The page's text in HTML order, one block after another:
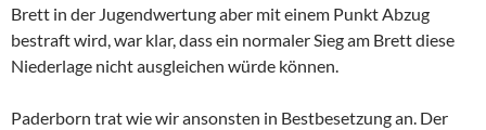
Brett in der Jugendwertung aber mit einem Punkt Abzug
bestraft wird, war klar, dass ein normaler Sieg am Brett diese
Niederlage nicht ausgleichen würde können.
Paderborn trat wie wir ansonsten in Bestbesetzung an. Der